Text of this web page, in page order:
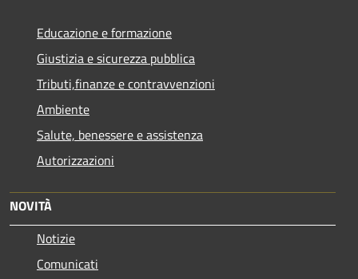
Educazione e formazione
Giustizia e sicurezza pubblica
Tributi,finanze e contravvenzioni
Ambiente
Salute, benessere e assistenza
Autorizzazioni
NOVITÀ
Notizie
Comunicati